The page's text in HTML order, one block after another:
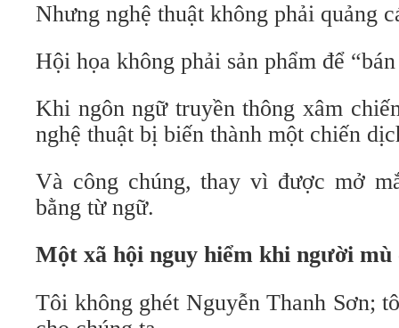
Nhưng nghệ thuật không phải quảng
Hội họa không phải sản phẩm để
Khi ngôn ngữ truyền thông xâm
nghệ thuật bị biến thành một chiến
Và công chúng, thay vì được mở
bằng từ ngữ.
Một xã hội nguy hiểm khi người mù
Tôi không ghét Nguyễn Thanh Sơn;